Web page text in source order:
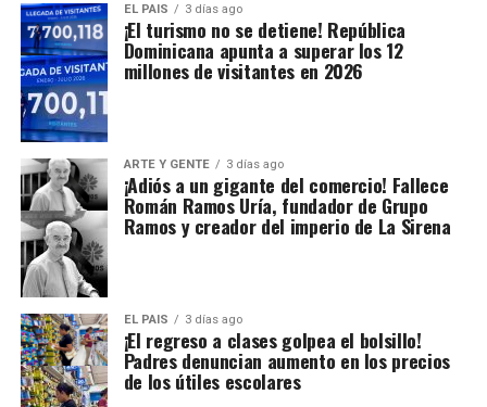
EL PAIS 3 días ago
¡El turismo no se detiene! República
Dominicana apunta a superar los 12
millones de visitantes en 2026
ARTE Y GENTE 3 días ago
¡Adiós a un gigante del comercio! Fallece
Román Ramos Uría, fundador de Grupo
Ramos y creador del imperio de La Sirena
EL PAIS 3 días ago
¡El regreso a clases golpea el bolsillo!
Padres denuncian aumento en los precios
de los útiles escolares